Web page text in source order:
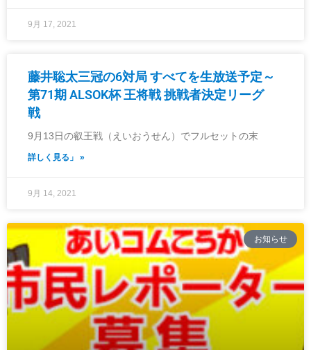
9月 17, 2021
藤井聡太三冠の6対局 すべてを生放送予定～
第71期 ALSOK杯 王将戦 挑戦者決定リーグ
戦
9月13日の叡王戦（えいおうせん）でフルセットの末
詳しく見る」 »
9月 14, 2021
お知らせ